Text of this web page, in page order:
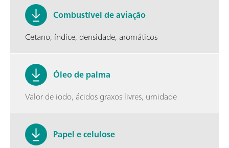
Combustível de aviação
Cetano, índice, densidade, aromáticos
Óleo de palma
Valor de iodo, ácidos graxos livres, umidade
Papel e celulose